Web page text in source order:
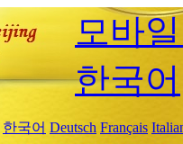
모바
한국어
한국어 Deutsch Français